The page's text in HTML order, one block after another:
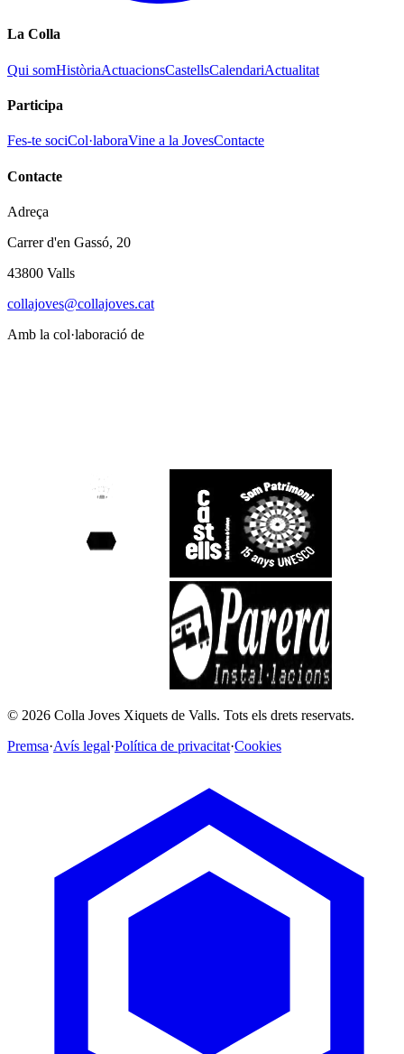
La Colla
Qui somHistòriaActuacionsCastellsCalendariActualitat
Participa
Fes-te sociCol·laboraVine a la JovesContacte
Contacte
Adreça
Carrer d'en Gassó, 20
43800 Valls
collajoves@collajoves.cat
Amb la col·laboració de
© 2026 Colla Joves Xiquets de Valls. Tots els drets reservats.
Premsa·Avís legal·Política de privacitat·Cookies